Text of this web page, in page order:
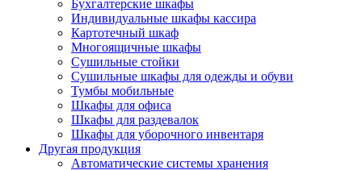
Бухгалтерские шкафы
Индивидуальные шкафы кассира
Картотечный шкаф
Многоящичные шкафы
Сушильные стойки
Сушильные шкафы для одежды и обуви
Тумбы мобильные
Шкафы для офиса
Шкафы для раздевалок
Шкафы для уборочного инвентаря
Другая продукция
Автоматические системы хранения